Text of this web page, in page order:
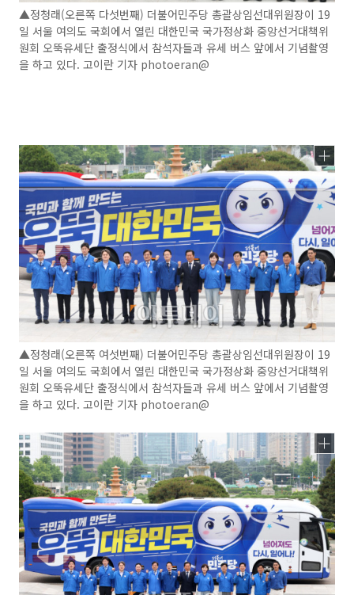
▲정청래(오른쪽 다섯번째) 더불어민주당 총괄상임선대위원장이 19
일 서울 여의도 국회에서 열린 대한민국 국가정상화 중앙선거대책위
원회 오뚝유세단 출정식에서 참석자들과 유세 버스 앞에서 기념촬영
을 하고 있다. 고이란 기자 photoeran@
▲정청래(오른쪽 여섯번째) 더불어민주당 총괄상임선대위원장이 19
일 서울 여의도 국회에서 열린 대한민국 국가정상화 중앙선거대책위
원회 오뚝유세단 출정식에서 참석자들과 유세 버스 앞에서 기념촬영
을 하고 있다. 고이란 기자 photoeran@